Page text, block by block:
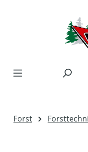
Forst